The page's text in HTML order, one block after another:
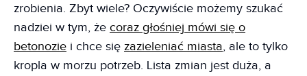
zrobienia. Zbyt wiele? Oczywiście możemy szukać
nadziei w tym, że coraz głośniej mówi się o
betonozie i chce się zazieleniać miasta, ale to tylko
kropla w morzu potrzeb. Lista zmian jest duża, a